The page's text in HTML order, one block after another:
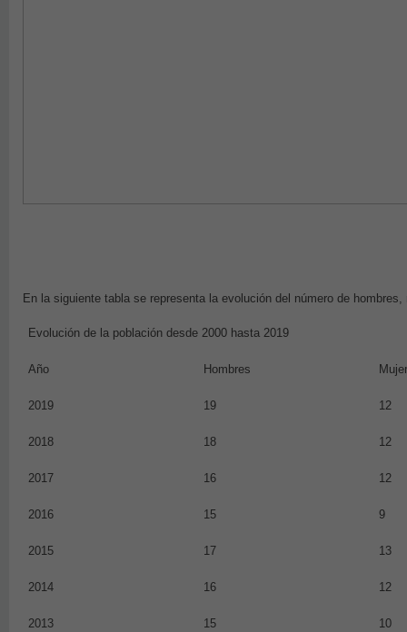
En la siguiente tabla se representa la evolución del número de
Evolución de la población desde 2000 hasta 2019
Año Hombres
2019 19 12
2018 18 12
2017 16 12
2016 15 9
2015 17 13
2014 16 12
2013 15 10